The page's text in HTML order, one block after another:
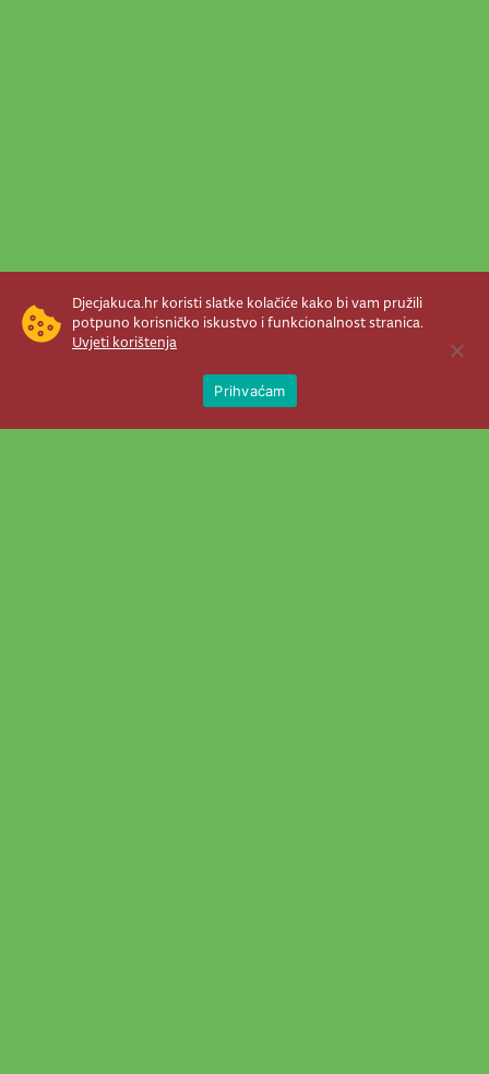
Djecjakuca.hr koristi slatke kolačiće kako bi vam pružili
potpuno korisničko iskustvo i funkcionalnost stranica.
Uvjeti korištenja
Prihvaćam